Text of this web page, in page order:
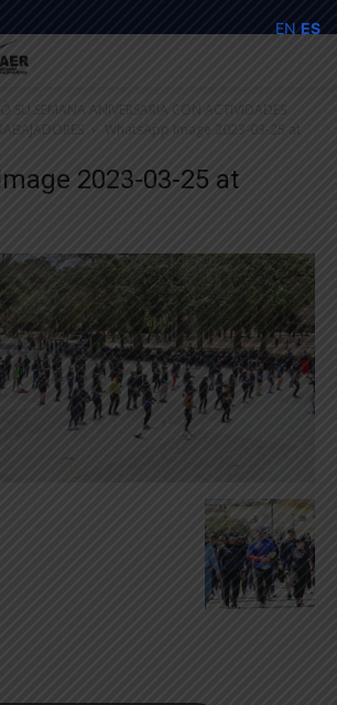
SU SEMANA ANIVERSARIA CON ACTIVIDADES
WhatsApp Image 2023-03-25 at
2023-03-25 at
EN ES